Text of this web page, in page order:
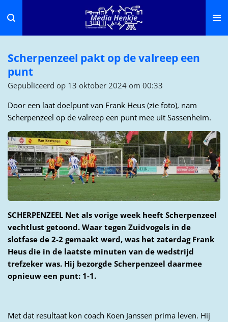
direct
naar
hoofdinhoud
Scherpenzeel pakt op de valreep een
punt
Gepubliceerd op 13 oktober 2024 om 00:33
Door een laat doelpunt van Frank Heus (zie foto), nam
Scherpenzeel op de valreep een punt mee uit Sassenheim.
SCHERPENZEEL Net als vorige week heeft Scherpenzeel
vechtlust getoond. Waar tegen Zuidvogels in de
slotfase de 2-2 gemaakt werd, was het zaterdag Frank
Heus die in de laatste minuten van de wedstrijd
trefzeker was. Hij bezorgde Scherpenzeel daarmee
opnieuw een punt: 1-1.
Met dat resultaat kon coach Koen Janssen prima leven. Hij